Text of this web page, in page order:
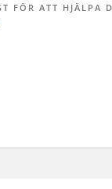
FÖR ATT HJÄLPA